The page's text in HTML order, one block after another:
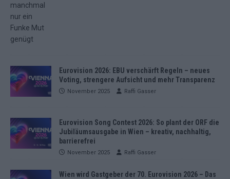
Eurovision 2026: EBU verschärft Regeln – neues
Voting, strengere Aufsicht und mehr Transparenz
November 2025 Raffi Gasser
Eurovision Song Contest 2026: So plant der ORF die
Jubiläumsausgabe in Wien – kreativ, nachhaltig,
barrierefrei
November 2025 Raffi Gasser
Wien wird Gastgeber der 70. Eurovision 2026 – Das